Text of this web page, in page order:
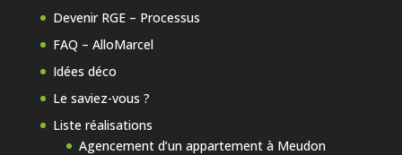
Devenir RGE – Processus
FAQ – AlloMarcel
Idées déco
Le saviez-vous ?
Liste réalisations
Agencement d’un appartement à Meudon